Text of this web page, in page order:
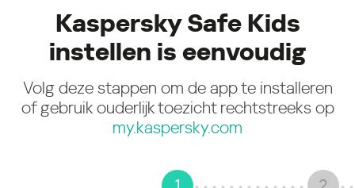
Kaspersky Safe Kids
instellen is eenvoudig
Volg deze stappen om de app te installeren
of gebruik ouderlijk toezicht rechtstreeks op
my.kaspersky.com